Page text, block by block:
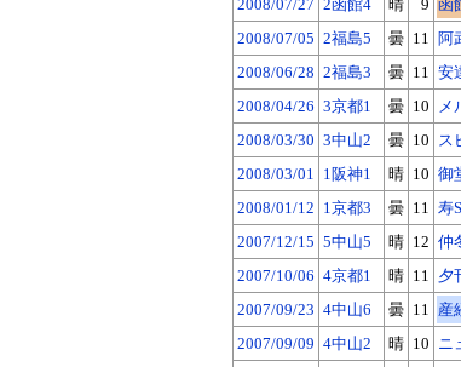
2008/07/27 2函館4 晴 9 函
2008/07/05 2福島5 曇 11 阿
2008/06/28 2福島3 曇 11 安
2008/04/26 3京都1 曇 10 メ
2008/03/30 3中山2 曇 10 ス
2008/03/01 1阪神1 晴 10 御
2008/01/12 1京都3 曇 11 寿
2007/12/15 5中山5 晴 12 仲
2007/10/06 4京都1 晴 11 夕
2007/09/23 4中山6 曇 11 産
2007/09/09 4中山2 晴 10 ニ